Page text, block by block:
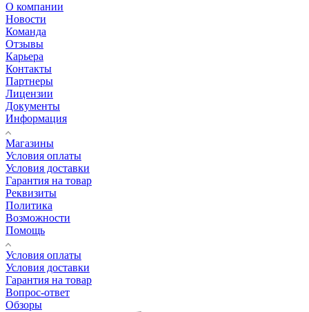
О компании
Новости
Команда
Отзывы
Карьера
Контакты
Партнеры
Лицензии
Документы
Информация
Магазины
Условия оплаты
Условия доставки
Гарантия на товар
Реквизиты
Политика
Возможности
Помощь
Условия оплаты
Условия доставки
Гарантия на товар
Вопрос-ответ
Обзоры